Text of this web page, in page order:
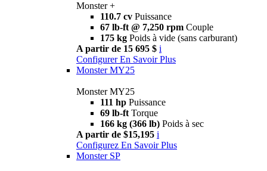
Monster +
110.7 cv Puissance
67 lb-ft @ 7,250 rpm Couple
175 kg Poids à vide (sans carburant)
A partir de 15 695 $ i
Configurer En Savoir Plus
Monster MY25
Monster MY25
111 hp Puissance
69 lb-ft Torque
166 kg (366 lb) Poids à sec
A partir de $15,195 i
Configurez En Savoir Plus
Monster SP